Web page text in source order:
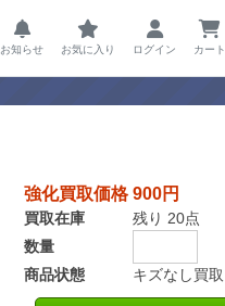
お知らせ お気に入り ログイン カート
強化買取価格 900円
商品状態 キズなし買取
買取在庫
残り 20点
数量